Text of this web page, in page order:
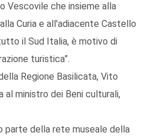
Vescovile che insieme alla
Curia e all'adiacente Castello
il Sud Italia, è motivo di
turistica”.
Regione Basilicata, Vito
al ministro dei Beni culturali,
parte della rete museale della